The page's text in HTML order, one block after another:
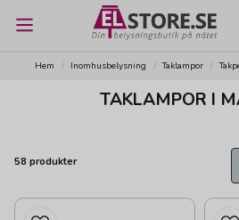
Hem Inomhusbelysning Taklampor
TAKLAMPOR I
58 produkter